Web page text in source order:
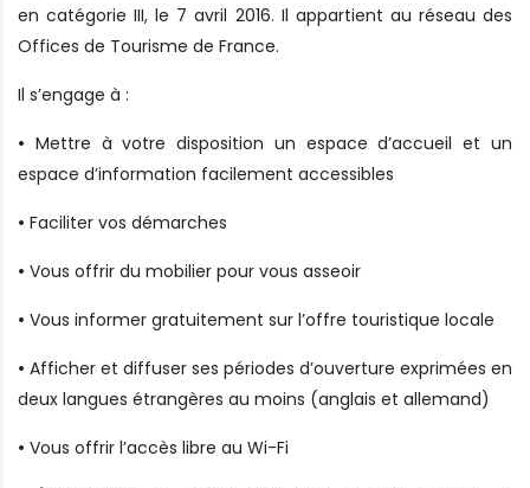
en catégorie III, le 7 avril 2016. Il appartient au réseau des
Offices de Tourisme de France.
Il s’engage à :
• Mettre à votre disposition un espace d’accueil et un
espace d’information facilement accessibles
• Faciliter vos démarches
• Vous offrir du mobilier pour vous asseoir
• Vous informer gratuitement sur l’offre touristique locale
• Afficher et diffuser ses périodes d’ouverture exprimées en
deux langues étrangères au moins (anglais et allemand)
• Vous offrir l’accès libre au Wi-Fi